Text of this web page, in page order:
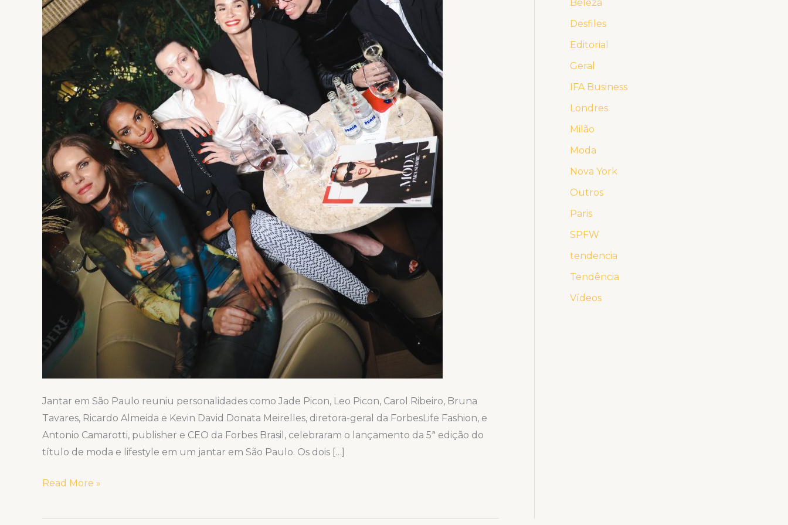
Jantar em São Paulo reuniu personalidades como Jade Picon, Leo Picon, Carol Ribeiro, Bruna
Tavares, Ricardo Almeida e Kevin David Donata Meirelles, diretora-geral da ForbesLife Fashion, e
Antonio Camarotti, publisher e CEO da Forbes Brasil, celebraram o lançamento da 5ª edição do
título de moda e lifestyle em um jantar em São Paulo. Os dois […]
Read More »
Beleza
Desfiles
Editorial
Geral
IFA Business
Londres
Milão
Moda
Nova York
Outros
Paris
SPFW
tendencia
Tendência
Vídeos